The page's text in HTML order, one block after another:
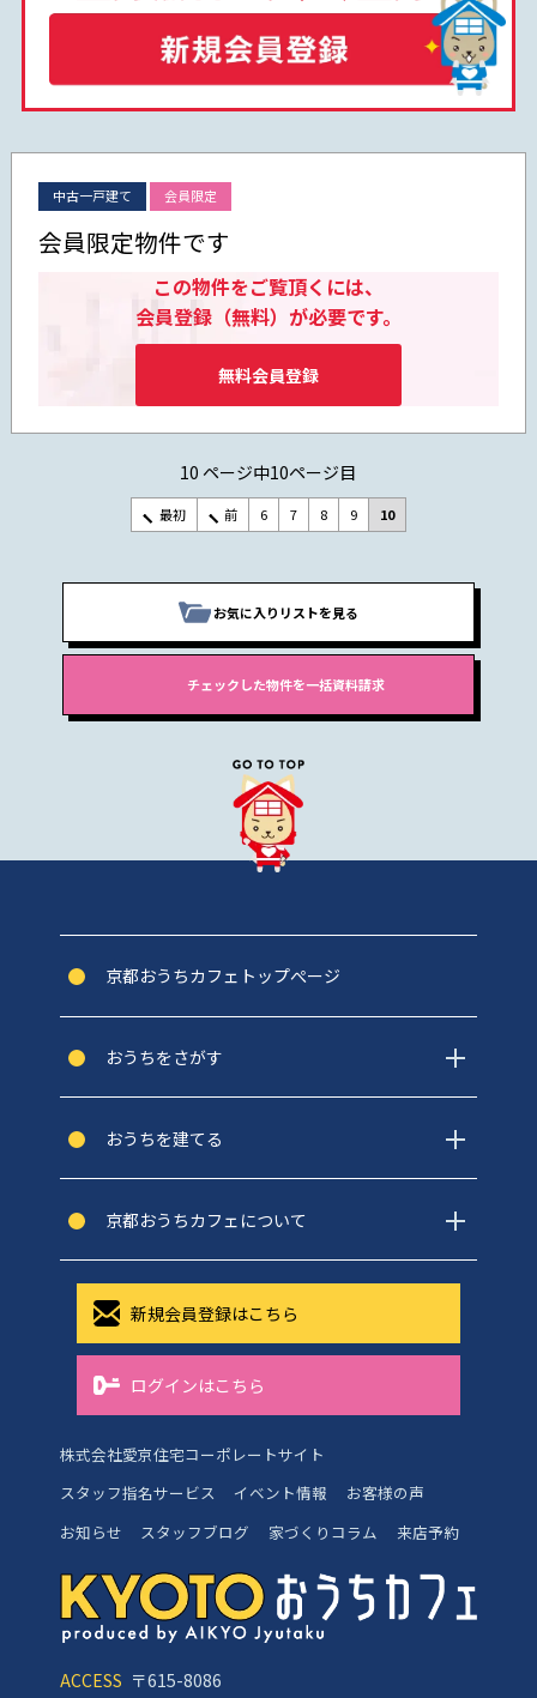
中古一戸建て 会員限定
会員限定物件です
この物件をご覧頂くには、
会員登録（無料）が必要です。
無料会員登録
10 ページ中10ページ目
最初 前 6 7 8 9 10
お気に入りリストを見る
ACCESS 〒615-8086
京都おうちカフェトップぺージ
おうちをさがす
おうちを建てる
京都おうちカフェについて
新規会員登録はこちら
ログインはこちら
株式会社愛京住宅コーポレートサイト
スタッフ指名サービス
イベント情報
お客様の声
お知らせ
スタッフブログ 家づくりコラム 来店予約